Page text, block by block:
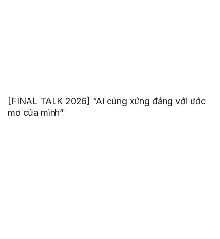
[FINAL TALK 2026] “Ai cũng xứng đáng với ước
mơ của mình”